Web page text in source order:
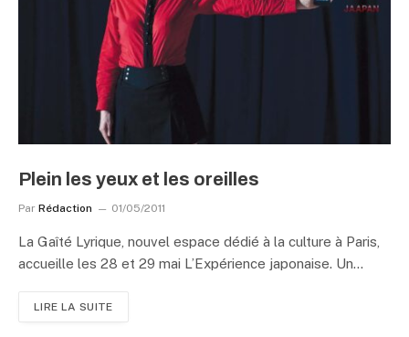
Plein les yeux et les oreilles
Par Rédaction 01/05/2011
La Gaîté Lyrique, nouvel espace dédié à la culture à Paris,
accueille les 28 et 29 mai L’Expérience japonaise. Un…
LIRE LA SUITE